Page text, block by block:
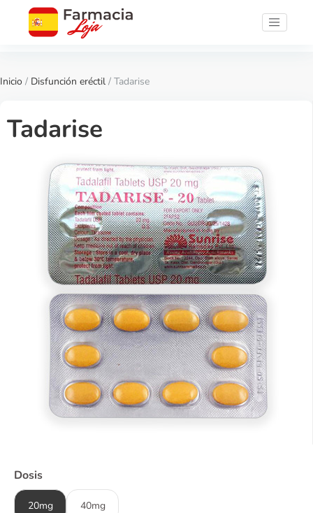
Inicio / Disfunción eréctil / Tadarise
Tadarise
Dosis
20mg 40mg